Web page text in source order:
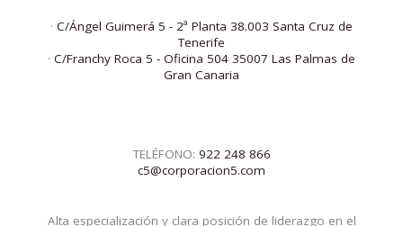
· C/Ángel Guimerá 5 - 2ª Planta 38.003 Santa Cruz de
Tenerife
· C/Franchy Roca 5 - Oficina 504 35007 Las Palmas de
Gran Canaria
TELÉFONO: 922 248 866
c5@corporacion5.com
Alta especialización y clara posición de liderazgo en el